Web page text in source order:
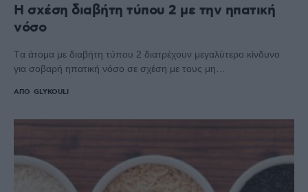
Η σχέση διαβήτη τύπου 2 με την ηπατική
νόσο
Tα άτομα με διαβήτη τύπου 2 διατρέχουν μεγαλύτερο κίνδυνο
για σοβαρή ηπατική νόσο σε σχέση με τους μη…
ΑΠΌ GLYKOULI